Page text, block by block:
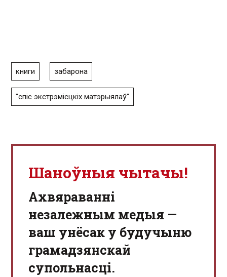
книги забарона
"спіс экстрэмісцкіх матэрыялаў"
Шаноўныя чытачы!
Aхвяраванні
незалежным медыя —
ваш унёсак у будучыню
грамадзянскай
супольнасці.